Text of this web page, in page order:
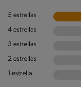
5 estrellas
4 estrellas
3 estrellas
2 estrellas
1 estrella